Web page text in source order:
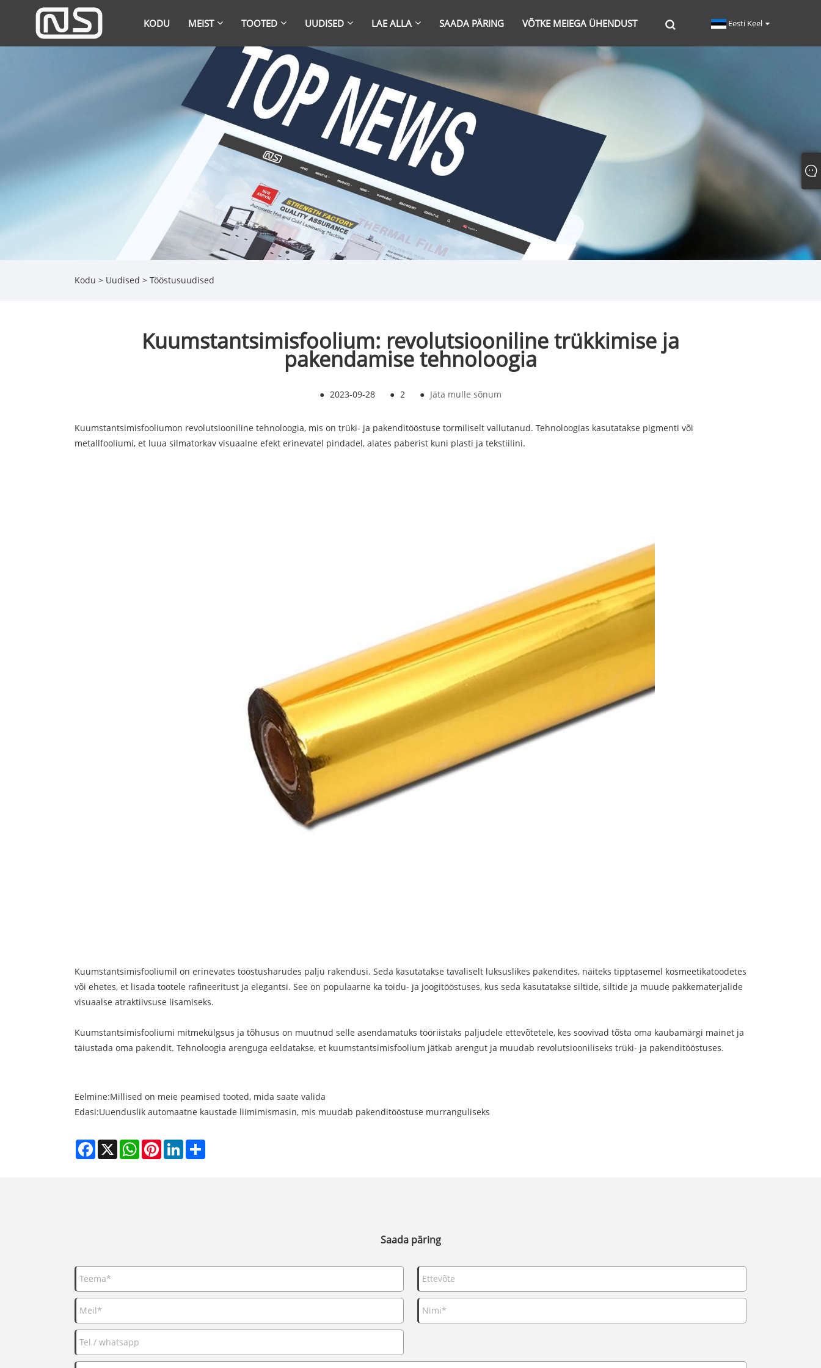
KODU MEIST TOOTED UUDISED LAE ALLA SAADA PÄRING VÕTKE MEIEGA ÜHENDUST Eesti Keel
Kodu > Uudised > Tööstusuudised
Kuumstantsimisfoolium: revolutsiooniline trükkimise ja
pakendamise tehnoloogia
● 2023-09-28 ● 2 ● Jäta mulle sõnum
Kuumstantsimisfooliumon revolutsiooniline tehnoloogia, mis on trüki- ja pakenditööstuse tormiliselt vallutanud. Tehnoloogias kasutatakse pigmenti või
metallfooliumi, et luua silmatorkav visuaalne efekt erinevatel pindadel, alates paberist kuni plasti ja tekstiilini.
Kuumstantsimisfooliumil on erinevates tööstusharudes palju rakendusi. Seda kasutatakse tavaliselt luksuslikes pakendites, näiteks tipptasemel kosmeetikatoodetes
või ehetes, et lisada tootele rafineeritust ja elegantsi. See on populaarne ka toidu- ja joogitööstuses, kus seda kasutatakse siltide, siltide ja muude pakkematerjalide
visuaalse atraktiivsuse lisamiseks.
Kuumstantsimisfooliumi mitmekülgsus ja tõhusus on muutnud selle asendamatuks tööriistaks paljudele ettevõtetele, kes soovivad tõsta oma kaubamärgi mainet ja
täiustada oma pakendit. Tehnoloogia arenguga eeldatakse, et kuumstantsimisfoolium jätkab arengut ja muudab revolutsiooniliseks trüki- ja pakenditööstuses.
Eelmine:Millised on meie peamised tooted, mida saate valida
Edasi:Uuenduslik automaatne kaustade liimimismasin, mis muudab pakenditööstuse murranguliseks
Facebook
X WhatsAppPinterestLinkedIn
Saada päring